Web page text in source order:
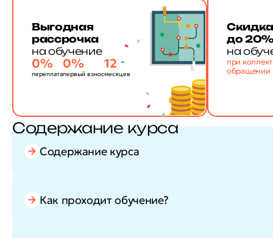
Выгодная
рассрочка
на обучение
0%
переплата
0%
первый взнос
12
месяцев
до
на
при
обращении
Содержание курса
Содержание курса
Как проходит обучение?